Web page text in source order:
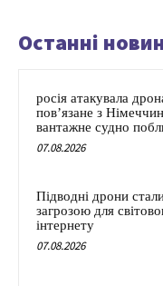
Останні
росія атакувала
пов’язане з
вантажне судно
07.08.2026
Підводні дрони
загрозою для
інтернету
07.08.2026